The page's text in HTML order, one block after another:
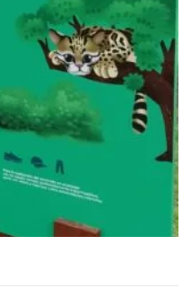
Nacional de la
(SUNCA) realizará este
por el Día del